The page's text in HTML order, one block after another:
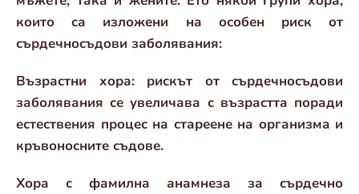
които са изложени на особен риск от
сърдечносъдови заболявания:
Възрастни хора: рискът от сърдечносъдови
заболявания се увеличава с възрастта поради
естествения процес на стареене на организма и
кръвоносните съдове.
Хора с фамилна анамнеза за сърдечно